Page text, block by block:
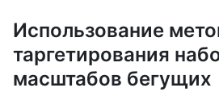
Использование
таргетирования
масштабов бегущих